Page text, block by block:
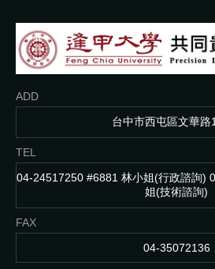
ADD
台中市西屯區文華路
TEL
04-24517250 #6881 林小姐(行政諮詢)
姐(技術諮詢)
FAX
04-35072136